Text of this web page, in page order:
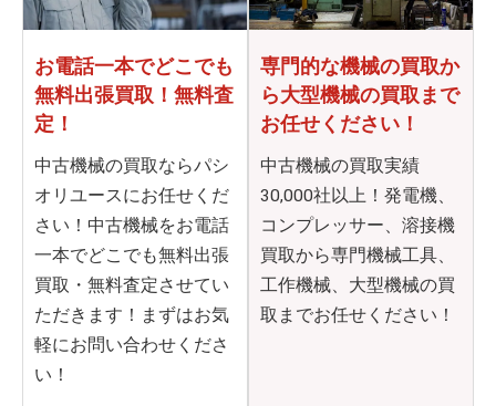
お電話一本でどこでも
無料出張買取！無料査
定！
中古機械の買取ならパシ
オリユースにお任せくだ
さい！中古機械をお電話
一本でどこでも無料出張
買取・無料査定させてい
ただきます！まずはお気
軽にお問い合わせくださ
い！
専門的な機械の買取か
ら大型機械の買取まで
お任せください！
中古機械の買取実績
30,000社以上！発電機、
コンプレッサー、溶接機
買取から専門機械工具、
工作機械、大型機械の買
取までお任せください！